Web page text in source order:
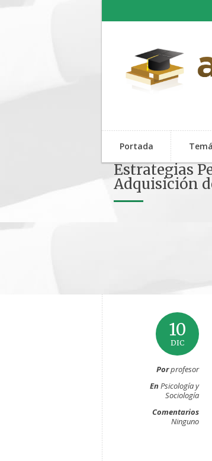
Portada
Estrategias
Adquisición
10
DIC
Porprofesor
EnPsicología y
Sociología
Comentarios
Ninguno